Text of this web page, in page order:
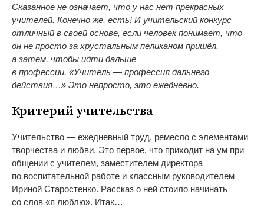
Сказанное не означает, что у нас нет прекрасных
учителей. Конечно же, есть! И учительский конкурс
отличный в своей основе, если человек понимает, что
он не просто за хрустальным пеликаном пришёл,
а затем, чтобы идти дальше
в профессии. «Учитель — профессия дальнего
действия…» Это непросто, это ежедневно.
Критерий учительства
Учительство — ежедневный труд, ремесло с элементами
творчества и любви. Это первое, что приходит на ум при
общении с учителем, заместителем директора
по воспитательной работе и классным руководителем
Ириной Старостенко. Рассказ о ней стоило начинать
со слов «я люблю». Итак…